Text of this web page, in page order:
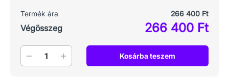
Termék ára 266 400 Ft
Végösszeg 266 400 Ft
Mennyiség Kosárba teszem